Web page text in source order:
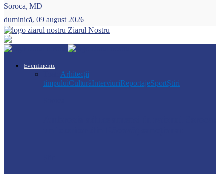
Soroca, MD
duminică, 09 august 2026
Ziarul Nostru
Evenimente
Arhitecții
timpuluiCulturăInterviuriReportajeSportȘtiri